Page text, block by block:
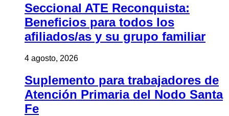
Seccional ATE Reconquista:
Beneficios para todos los
afiliados/as y su grupo familiar
4 agosto, 2026
Suplemento para trabajadores de
Atención Primaria del Nodo Santa
Fe